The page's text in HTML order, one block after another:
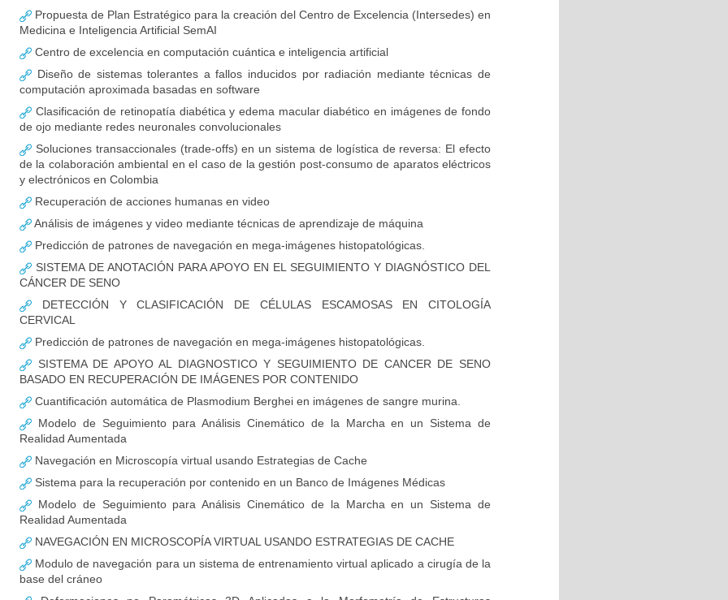
Propuesta de Plan Estratégico para la creación del Centro de Excelencia (Intersedes) en
Medicina e Inteligencia Artificial SemAI
Centro de excelencia en computación cuántica e inteligencia artificial
Diseño de sistemas tolerantes a fallos inducidos por radiación mediante técnicas de
computación aproximada basadas en software
Clasificación de retinopatía diabética y edema macular diabético en imágenes de fondo
de ojo mediante redes neuronales convolucionales
Soluciones transaccionales (trade-offs) en un sistema de logística de reversa: El efecto
de la colaboración ambiental en el caso de la gestión post-consumo de aparatos eléctricos
y electrónicos en Colombia
Recuperación de acciones humanas en video
Análisis de imágenes y video mediante técnicas de aprendizaje de máquina
Predicción de patrones de navegación en mega-imágenes histopatológicas.
SISTEMA DE ANOTACIÓN PARA APOYO EN EL SEGUIMIENTO Y DIAGNÓSTICO DEL
CÁNCER DE SENO
DETECCIÓN Y CLASIFICACIÓN DE CÉLULAS ESCAMOSAS EN CITOLOGÍA
CERVICAL
Predicción de patrones de navegación en mega-imágenes histopatológicas.
SISTEMA DE APOYO AL DIAGNOSTICO Y SEGUIMIENTO DE CANCER DE SENO
BASADO EN RECUPERACIÓN DE IMÁGENES POR CONTENIDO
Cuantificación automática de Plasmodium Berghei en imágenes de sangre murina.
Modelo de Seguimiento para Análisis Cinemático de la Marcha en un Sistema de
Realidad Aumentada
Navegación en Microscopía virtual usando Estrategias de Cache
Sistema para la recuperación por contenido en un Banco de Imágenes Médicas
Modelo de Seguimiento para Análisis Cinemático de la Marcha en un Sistema de
Realidad Aumentada
NAVEGACIÓN EN MICROSCOPÍA VIRTUAL USANDO ESTRATEGIAS DE CACHE
Modulo de navegación para un sistema de entrenamiento virtual aplicado a cirugía de la
base del cráneo